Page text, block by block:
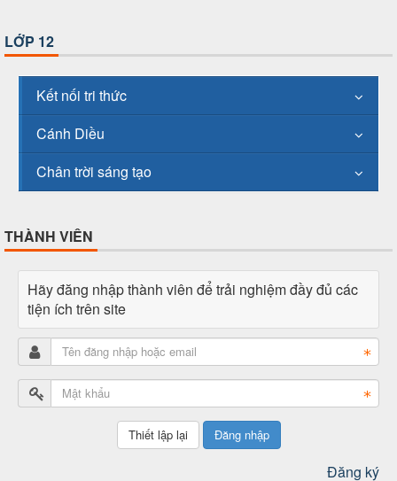
LỚP 12
Kết nối tri thức
Cánh Diều
Chân trời sáng tạo
THÀNH VIÊN
Hãy đăng nhập thành viên để trải nghiệm đầy đủ các
tiện ích trên site
Đăng nhập
Đăng ký